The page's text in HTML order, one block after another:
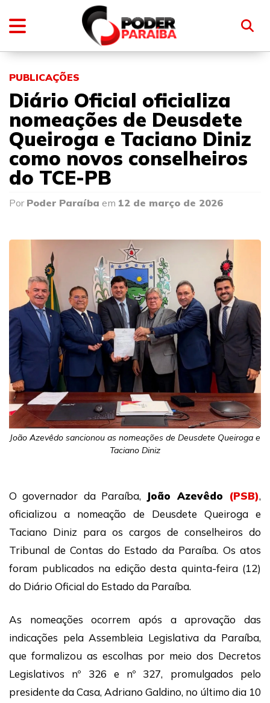
PUBLICAÇÕES
Diário Oficial oficializa
nomeações de Deusdete
Queiroga e Taciano Diniz
como novos conselheiros
do TCE-PB
Por Poder Paraíba em 12 de março de 2026
João Azevêdo sancionou as nomeações de Deusdete Queiroga e
Taciano Diniz
O governador da Paraíba, João Azevêdo (PSB),
oficializou a nomeação de Deusdete Queiroga e
Taciano Diniz para os cargos de conselheiros do
Tribunal de Contas do Estado da Paraíba. Os atos
foram publicados na edição desta quinta-feira (12)
do Diário Oficial do Estado da Paraíba.
As nomeações ocorrem após a aprovação das
indicações pela Assembleia Legislativa da Paraíba,
que formalizou as escolhas por meio dos Decretos
Legislativos nº 326 e nº 327, promulgados pelo
presidente da Casa, Adriano Galdino, no último dia 10